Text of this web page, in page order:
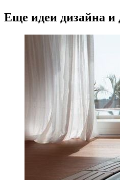
Еще идеи дизайна и